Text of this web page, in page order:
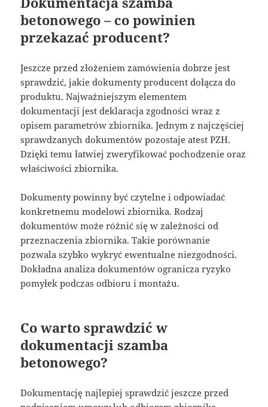
betonowego – co powinien
przekazać producent?
Jeszcze przed złożeniem zamówienia dobrze jest
sprawdzić, jakie dokumenty producent dołącza do
produktu. Najważniejszym elementem
dokumentacji jest deklaracja zgodności wraz z
opisem parametrów zbiornika. Jednym z najczęściej
sprawdzanych dokumentów pozostaje atest PZH.
Dzięki temu łatwiej zweryfikować pochodzenie oraz
właściwości zbiornika.
Dokumenty powinny być czytelne i odpowiadać
konkretnemu modelowi zbiornika. Rodzaj
dokumentów może różnić się w zależności od
przeznaczenia zbiornika. Takie porównanie
pozwala szybko wykryć ewentualne niezgodności.
Dokładna analiza dokumentów ogranicza ryzyko
pomyłek podczas odbioru i montażu.
Co warto sprawdzić w
dokumentacji szamba
betonowego?
Dokumentację najlepiej sprawdzić jeszcze przed